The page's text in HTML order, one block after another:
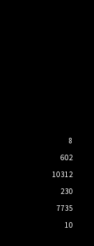
8
602
10312
230
7735
10